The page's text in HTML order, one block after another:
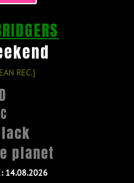
REC.]
planet
: 14.08.2026